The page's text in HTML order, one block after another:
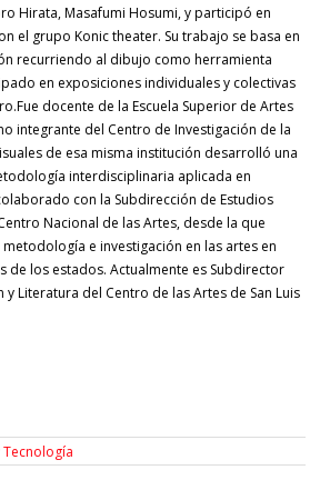
Hirata, Masafumi Hosumi, y participó en
el grupo Konic theater. Su trabajo se basa en
recurriendo al dibujo como herramienta
en exposiciones individuales y colectivas
docente de la Escuela Superior de Artes
integrante del Centro de Investigación de la
de esa misma institución desarrolló una
interdisciplinaria aplicada en
con la Subdirección de Estudios
Nacional de las Artes, desde la que
e investigación en las artes en
de los estados. Actualmente es Subdirector
Literatura del Centro de las Artes de San Luis